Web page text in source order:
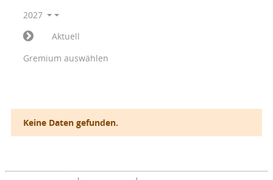
2027
Aktuell
Gremium auswählen
Keine Daten gefunden.